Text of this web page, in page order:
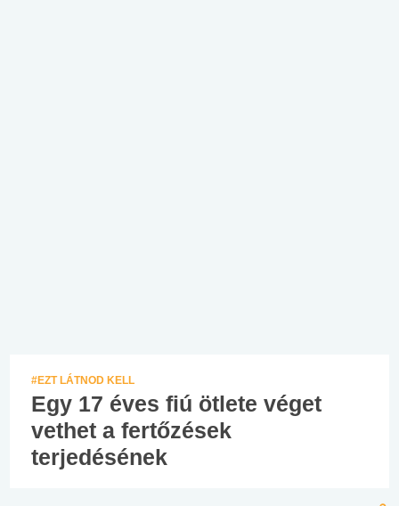
#EZT LÁTNOD KELL
Egy 17 éves fiú ötlete véget
vethet a fertőzések
terjedésének